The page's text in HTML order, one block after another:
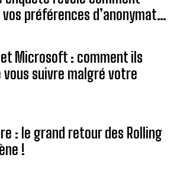
vos préférences d’anonymat…
Microsoft : comment ils
suivre malgré votre
: le grand retour des Rolling
!